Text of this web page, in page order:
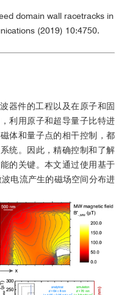
domain wall racetracks in
(2019) 10:4750.
器件的工程以及在原子和固
利用原子和超导量子比特进
体和量子点的相干控制，都
统。因此，精确控制和了解
的关键。本文通过使用基于
电流产生的磁场空间分布进